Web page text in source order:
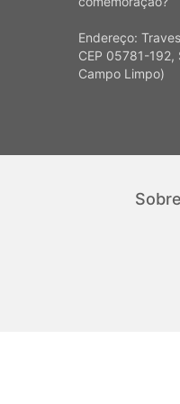
Endereço:
CEP 05781-
Campo Limpo)